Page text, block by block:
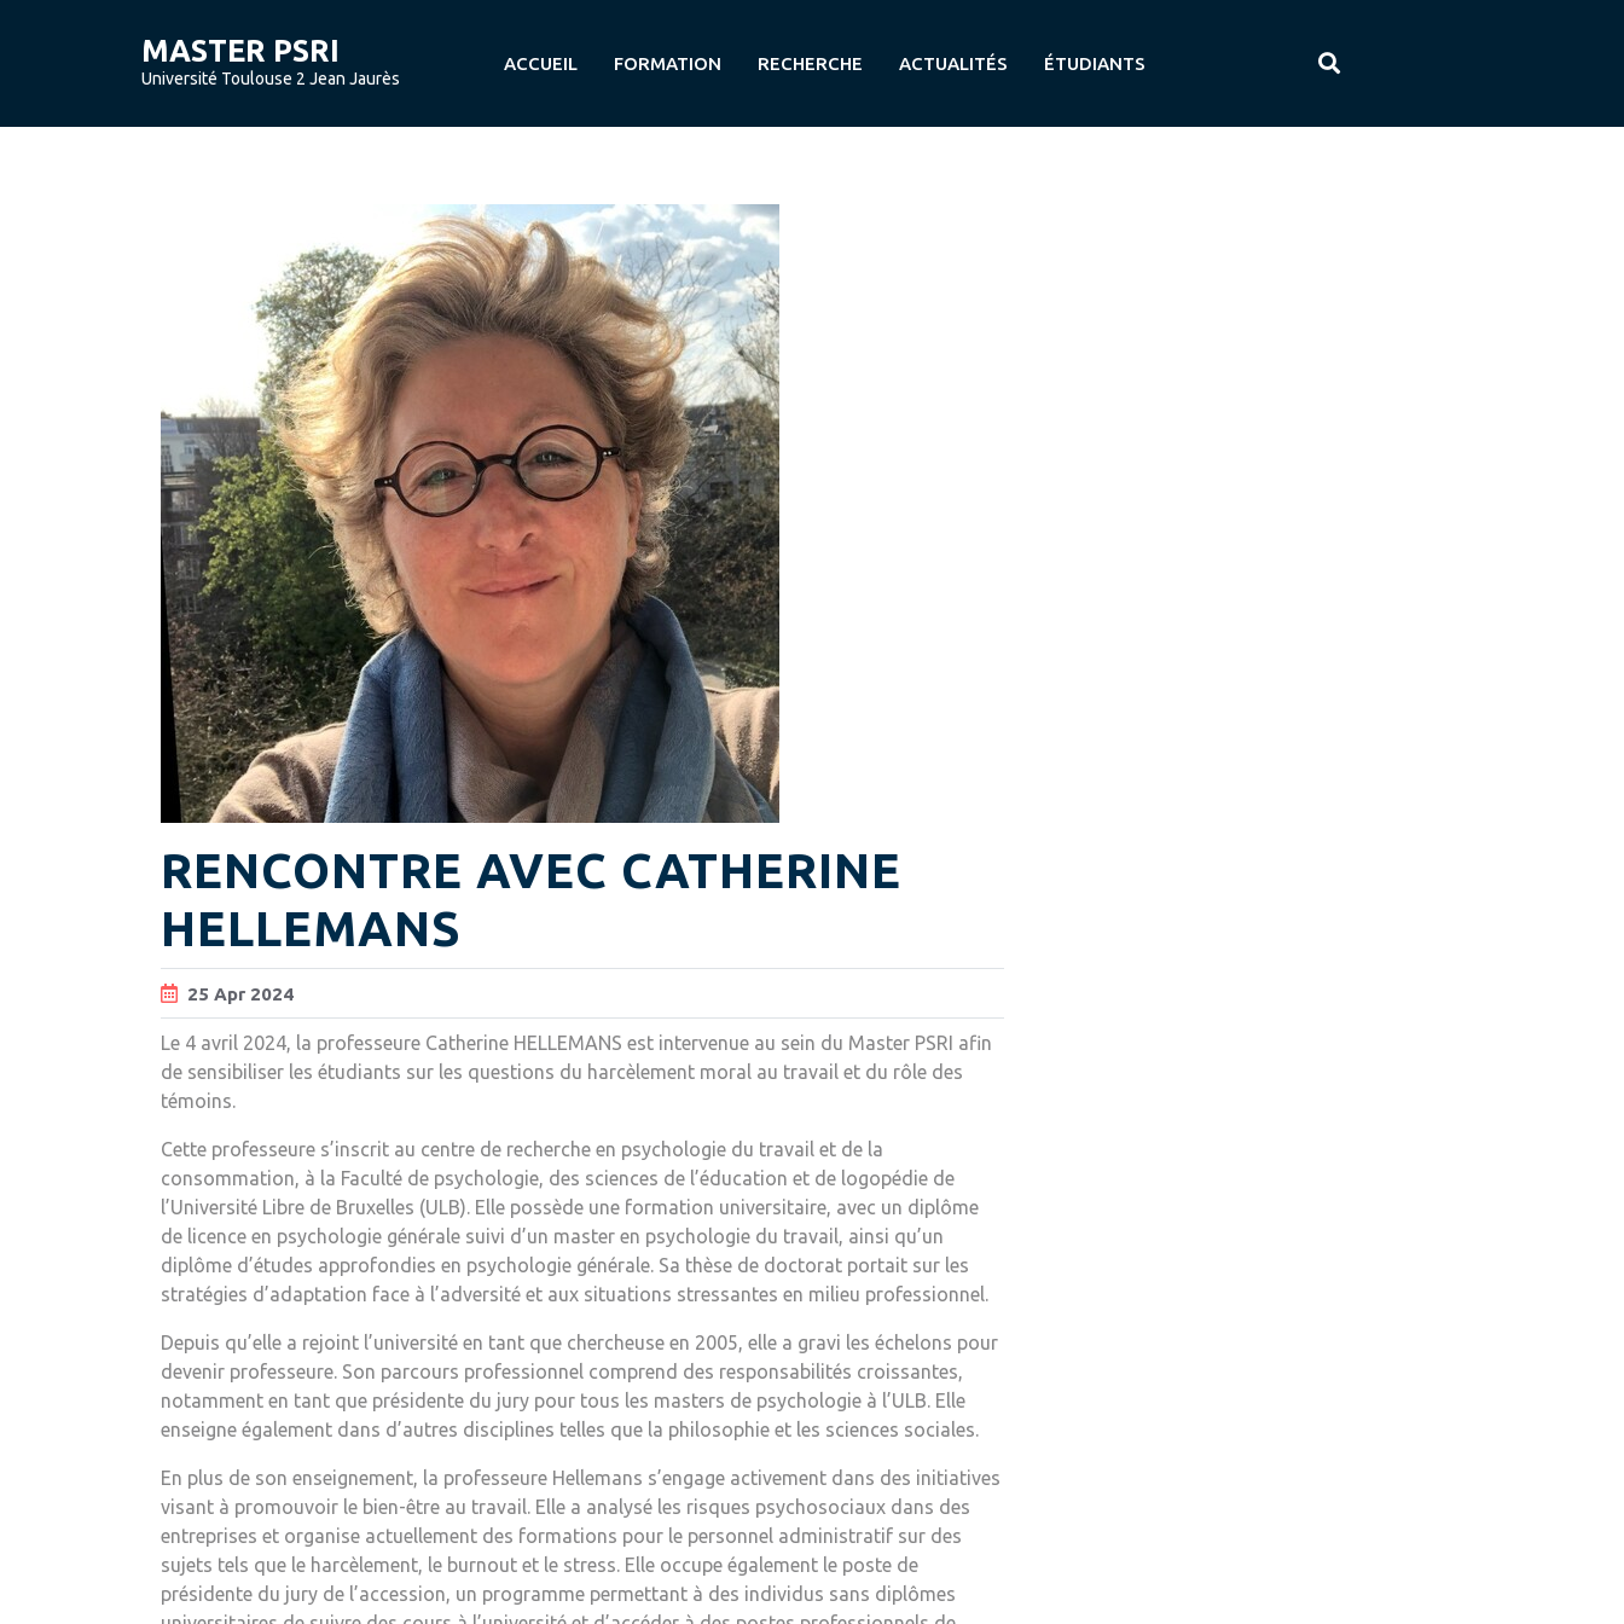
MASTER PSRI
Université Toulouse 2 Jean Jaurès
ACCUEIL FORMATION RECHERCHE ACTUALITÉS ÉTUDIANTS
RENCONTRE AVEC CATHERINE
HELLEMANS
25 Apr 2024
Le 4 avril 2024, la professeure Catherine HELLEMANS est intervenue au sein du Master PSRI afin
de sensibiliser les étudiants sur les questions du harcèlement moral au travail et du rôle des
témoins.
Cette professeure s’inscrit au centre de recherche en psychologie du travail et de la
consommation, à la Faculté de psychologie, des sciences de l’éducation et de logopédie de
l’Université Libre de Bruxelles (ULB). Elle possède une formation universitaire, avec un diplôme
de licence en psychologie générale suivi d’un master en psychologie du travail, ainsi qu’un
diplôme d’études approfondies en psychologie générale. Sa thèse de doctorat portait sur les
stratégies d’adaptation face à l’adversité et aux situations stressantes en milieu professionnel.
Depuis qu’elle a rejoint l’université en tant que chercheuse en 2005, elle a gravi les échelons pour
devenir professeure. Son parcours professionnel comprend des responsabilités croissantes,
notamment en tant que présidente du jury pour tous les masters de psychologie à l’ULB. Elle
enseigne également dans d’autres disciplines telles que la philosophie et les sciences sociales.
En plus de son enseignement, la professeure Hellemans s’engage activement dans des initiatives
visant à promouvoir le bien-être au travail. Elle a analysé les risques psychosociaux dans des
entreprises et organise actuellement des formations pour le personnel administratif sur des
sujets tels que le harcèlement, le burnout et le stress. Elle occupe également le poste de
présidente du jury de l’accession, un programme permettant à des individus sans diplômes